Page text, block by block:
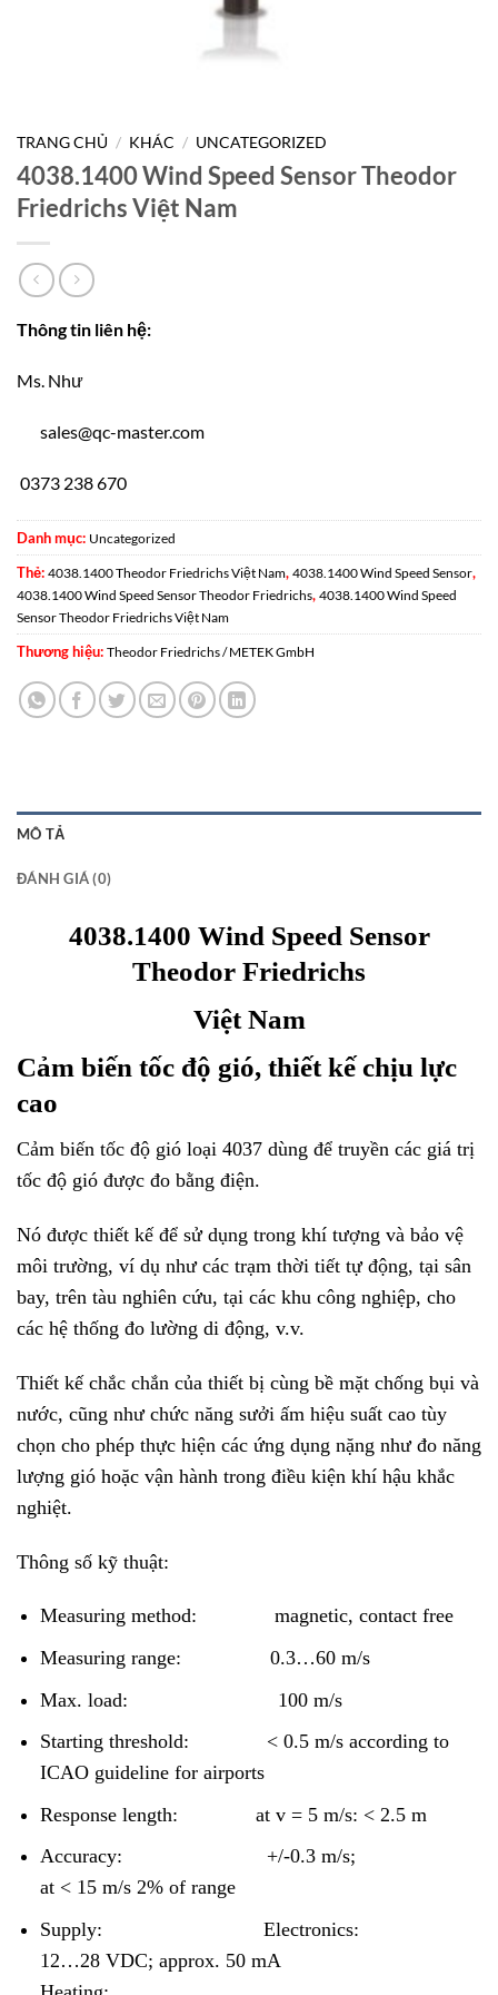
TRANG CHỦ / KHÁC / UNCATEGORIZED
4038.1400 Wind Speed Sensor Theodor
Friedrichs Việt Nam
Thông tin liên hệ:
Ms. Như
sales@qc-master.com
0373 238 670
Danh mục: Uncategorized
Thẻ: 4038.1400 Theodor Friedrichs Việt Nam, 4038.1400 Wind Speed Sensor,
4038.1400 Wind Speed Sensor Theodor Friedrichs, 4038.1400 Wind Speed
Sensor Theodor Friedrichs Việt Nam
Thương hiệu: Theodor Friedrichs / METEK GmbH
MÔ TẢ
ĐÁNH GIÁ (0)
4038.1400 Wind Speed Sensor
Theodor Friedrichs
Việt Nam
Cảm biến tốc độ gió, thiết kế chịu lực
cao
Cảm biến tốc độ gió loại 4037 dùng để truyền các giá trị
tốc độ gió được đo bằng điện.
Nó được thiết kế để sử dụng trong khí tượng và bảo vệ
môi trường, ví dụ như các trạm thời tiết tự động, tại sân
bay, trên tàu nghiên cứu, tại các khu công nghiệp, cho
các hệ thống đo lường di động, v.v.
Thiết kế chắc chắn của thiết bị cùng bề mặt chống bụi và
nước, cũng như chức năng sưởi ấm hiệu suất cao tùy
chọn cho phép thực hiện các ứng dụng nặng như đo năng
lượng gió hoặc vận hành trong điều kiện khí hậu khắc
nghiệt.
Thông số kỹ thuật:
Measuring method: magnetic, contact free
Measuring range: 0.3…60 m/s
Max. load: 100 m/s
Starting threshold: < 0.5 m/s according to
ICAO guideline for airports
Response length: at v = 5 m/s: < 2.5 m
Accuracy: +/-0.3 m/s;
at < 15 m/s 2% of range
Supply: Electronics:
12…28 VDC; approx. 50 mA